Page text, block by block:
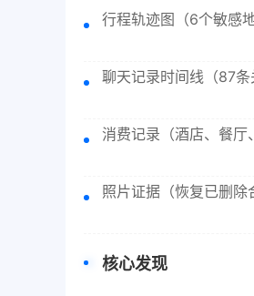
行程轨迹图（6个敏感地
聊天记录时间线（87条
消费记录（酒店、餐厅
照片证据（恢复已删除
核心发现